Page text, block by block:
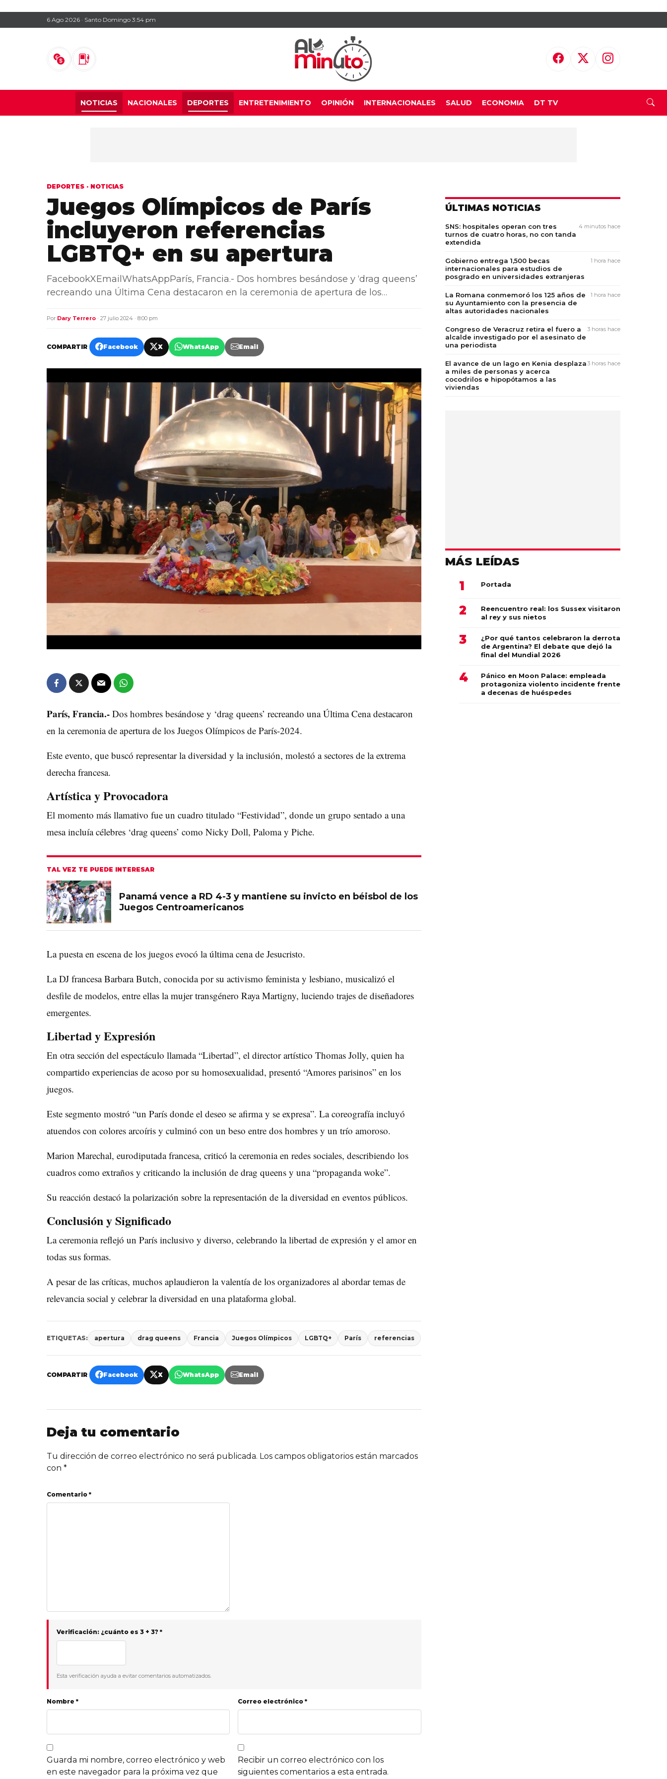
6 Ago 2026 · Santo Domingo 3:54 pm
NOTICIAS NACIONALES DEPORTES ENTRETENIMIENTO OPINIÓN INTERNACIONALES SALUD ECONOMIA DT TV
DEPORTES · NOTICIAS
Juegos Olímpicos de París
incluyeron referencias
LGBTQ+ en su apertura
FacebookXEmailWhatsAppParís, Francia.- Dos hombres besándose y ‘drag queens’
recreando una Última Cena destacaron en la ceremonia de apertura de los…
Por Dary Terrero · 27 julio 2024 · 8:00 pm
COMPARTIR Facebook X WhatsApp Email
París, Francia.- Dos hombres besándose y ‘drag queens’ recreando una Última Cena destacaron
en la ceremonia de apertura de los Juegos Olímpicos de París-2024.
Este evento, que buscó representar la diversidad y la inclusión, molestó a sectores de la extrema
derecha francesa.
Artística y Provocadora
El momento más llamativo fue un cuadro titulado “Festividad”, donde un grupo sentado a una
mesa incluía célebres ‘drag queens’ como Nicky Doll, Paloma y Piche.
TAL VEZ TE PUEDE INTERESAR
Panamá vence a RD 4-3 y mantiene su invicto en béisbol de los
Juegos Centroamericanos
La puesta en escena de los juegos evocó la última cena de Jesucristo.
La DJ francesaBarbara Butch, conocida por su activismo feminista y lesbiano, musicalizó el
desfile de modelos, entre ellas la mujer transgénero Raya Martigny, luciendo trajes de diseñadores
emergentes.
Libertad y Expresión
En otra sección del espectáculo llamada “Libertad”, el director artístico Thomas Jolly, quien ha
compartido experiencias de acoso por su homosexualidad, presentó “Amores parisinos” en los
juegos.
Este segmento mostró “un París donde el deseo se afirma y se expresa”. La coreografía incluyó
atuendos con colores arcoíris y culminó con un beso entre dos hombres y un trío amoroso.
Marion Marechal, eurodiputada francesa, criticó la ceremonia en redes sociales, describiendo los
cuadros como extraños y criticando la inclusión de drag queens y una “propaganda woke”.
Su reacción destacó la polarización sobre la representación de la diversidad en eventos públicos.
Conclusión y Significado
La ceremonia reflejó un París inclusivo y diverso, celebrando la libertad de expresión y el amor en
todas sus formas.
A pesar de las críticas, muchos aplaudieron la valentía de los organizadores al abordar temas de
relevancia social y celebrar la diversidad en una plataforma global.
ETIQUETAS: apertura drag queens Francia Juegos Olímpicos LGBTQ+ París referencias
COMPARTIR Facebook X WhatsApp Email
Deja tu comentario
Tu dirección de correo electrónico no será publicada. Los campos obligatorios están marcados
con *
Comentario *
Verificación: ¿cuánto es 3 + 3? *
Esta verificación ayuda a evitar comentarios automatizados.
Nombre * Correo electrónico *
Guarda mi nombre, correo electrónico y web
en este navegador para la próxima vez que
Recibir un correo electrónico con los
siguientes comentarios a esta entrada.
ÚLTIMAS NOTICIAS
SNS: hospitales operan con tres
turnos de cuatro horas, no con tanda
extendida
4 minutos hace
Gobierno entrega 1,500 becas
internacionales para estudios de
posgrado en universidades extranjeras
1 hora hace
La Romana conmemoró los 125 años de
su Ayuntamiento con la presencia de
altas autoridades nacionales
1 hora hace
Congreso de Veracruz retira el fuero a
alcalde investigado por el asesinato de
una periodista
3 horas hace
El avance de un lago en Kenia desplaza
a miles de personas y acerca
cocodrilos e hipopótamos a las
viviendas
3 horas hace
MÁS LEÍDAS
Portada
Reencuentro real: los Sussex visitaron
al rey y sus nietos
¿Por qué tantos celebraron la derrota
de Argentina? El debate que dejó la
final del Mundial 2026
Pánico en Moon Palace: empleada
protagoniza violento incidente frente
a decenas de huéspedes